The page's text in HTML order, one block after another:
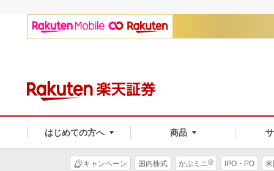
はじめての方へ 商品
キャンペーン 国内株式 かぶミニ® IPO・PO